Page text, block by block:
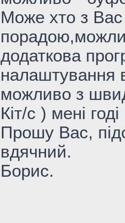
Може хто з
додаткова
налаштування
можливо з
Кіт/с ) мені
Прошу Вас,
вдячний.
Борис.